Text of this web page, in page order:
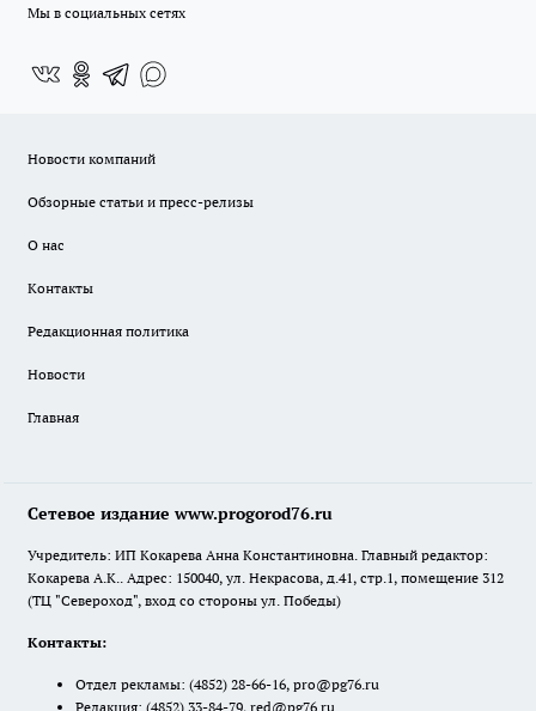
Мы в социальных сетях
Новости компаний
Обзорные статьи и пресс-релизы
О нас
Контакты
Редакционная политика
Новости
Главная
Сетевое издание www.progorod76.ru
Учредитель: ИП Кокарева Анна Константиновна. Главный редактор:
Кокарева А.К.. Адрес: 150040, ул. Некрасова, д.41, стр.1, помещение 312
(ТЦ "Североход", вход со стороны ул. Победы)
Контакты:
Отдел рекламы: (4852) 28-66-16, pro@pg76.ru
Редакция: (4852) 33-84-79, red@pg76.ru